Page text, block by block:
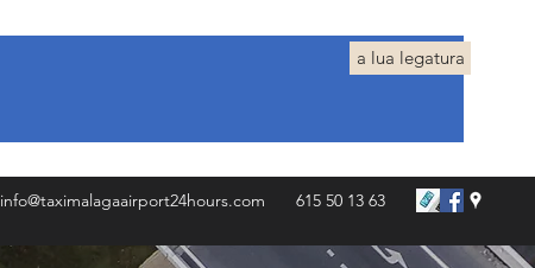
a lua legatura
info@taximalagaairport24hours.com 615 50 13 63